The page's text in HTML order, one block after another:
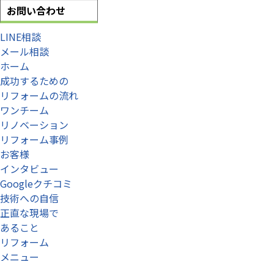
お問い合わせ
LINE相談
メール相談
ホーム
成功するための
リフォームの流れ
ワンチーム
リノベーション
リフォーム事例
お客様
インタビュー
Googleクチコミ
技術への自信
正直な現場で
あること
リフォーム
メニュー